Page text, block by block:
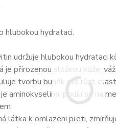
hlubokou hydrataci.
udržuje hlubokou hydrataci
je přirozenou složkou kůže,
tvorbu buněk pro růst
aminokyselina, podílí se na
látka k omlazení pleti,